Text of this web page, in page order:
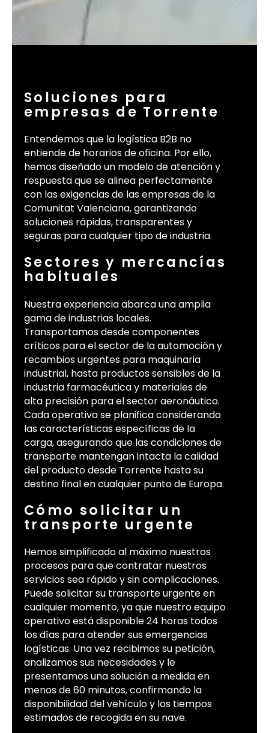
Soluciones para
empresas de Torrente
Entendemos que la logística B2B no
entiende de horarios de oficina. Por ello,
hemos diseñado un modelo de atención y
respuesta que se alinea perfectamente
con las exigencias de las empresas de la
Comunitat Valenciana, garantizando
soluciones rápidas, transparentes y
seguras para cualquier tipo de industria.
Sectores y mercancías
habituales
Nuestra experiencia abarca una amplia
gama de industrias locales.
Transportamos desde componentes
críticos para el sector de la automoción y
recambios urgentes para maquinaria
industrial, hasta productos sensibles de la
industria farmacéutica y materiales de
alta precisión para el sector aeronáutico.
Cada operativa se planifica considerando
las características específicas de la
carga, asegurando que las condiciones de
transporte mantengan intacta la calidad
del producto desde Torrente hasta su
destino final en cualquier punto de Europa.
Cómo solicitar un
transporte urgente
Hemos simplificado al máximo nuestros
procesos para que contratar nuestros
servicios sea rápido y sin complicaciones.
Puede solicitar su transporte urgente en
cualquier momento, ya que nuestro equipo
operativo está disponible 24 horas todos
los días para atender sus emergencias
logísticas. Una vez recibimos su petición,
analizamos sus necesidades y le
presentamos una solución a medida en
menos de 60 minutos, confirmando la
disponibilidad del vehículo y los tiempos
estimados de recogida en su nave.